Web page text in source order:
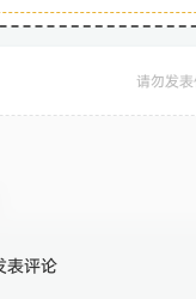
请勿发
表评论